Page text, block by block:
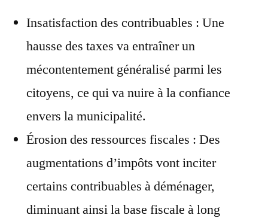
Insatisfaction des contribuables : Une
hausse des taxes va entraîner un
mécontentement généralisé parmi les
citoyens, ce qui va nuire à la confiance
envers la municipalité.
Érosion des ressources fiscales : Des
augmentations d’impôts vont inciter
certains contribuables à déménager,
diminuant ainsi la base fiscale à long